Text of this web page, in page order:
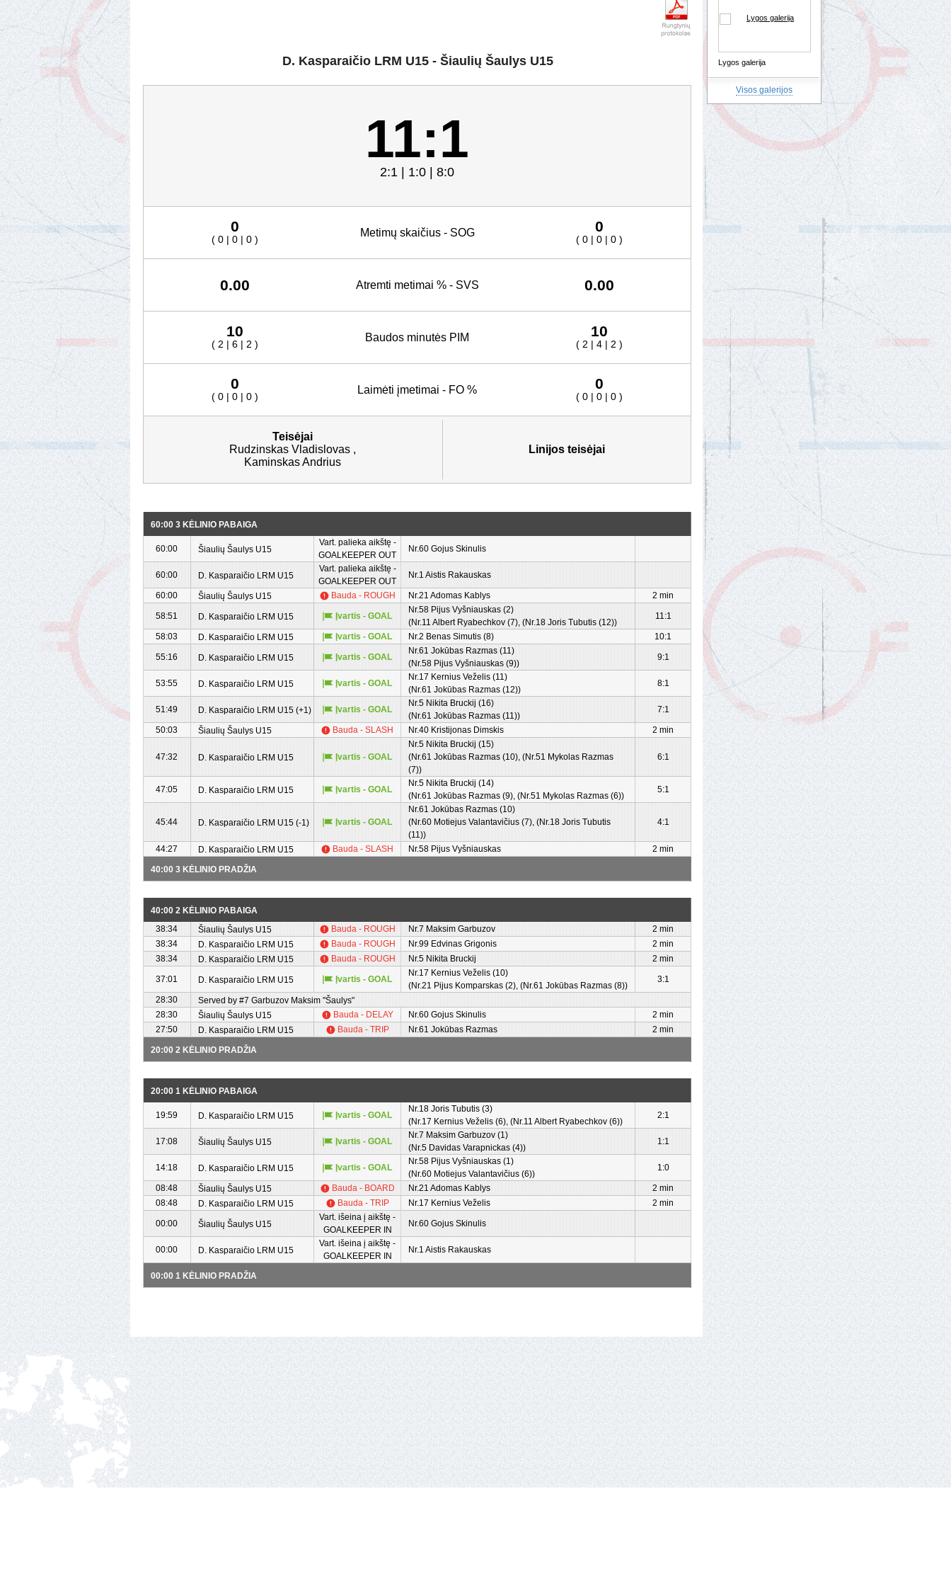
D. Kasparaičio LRM U15 - Šiaulių Šaulys U15
11:1
2:1 | 1:0 | 8:0
0
( 0 | 0 | 0 )
Metimų skaičius - SOG 0
( 0 | 0 | 0 )
0.00 Atremti metimai % - SVS 0.00
10
( 2 | 6 | 2 )
Baudos minutės PIM 10
( 2 | 4 | 2 )
0
( 0 | 0 | 0 )
Laimėti įmetimai - FO % 0
( 0 | 0 | 0 )
Teisėjai
Rudzinskas Vladislovas ,
Kaminskas Andrius
Linijos teisėjai
60:00 3 KĖLINIO PABAIGA
60:00 Šiaulių Šaulys U15
Vart. palieka aikštę -
GOALKEEPER OUT
Nr.60 Gojus Skinulis
60:00 D. Kasparaičio LRM U15
Vart. palieka aikštę -
GOALKEEPER OUT
Nr.1 Aistis Rakauskas
60:00 Šiaulių Šaulys U15 Bauda - ROUGH Nr.21 Adomas Kablys 2 min
58:51 D. Kasparaičio LRM U15 Įvartis - GOAL
Nr.58 Pijus Vyšniauskas (2)
(Nr.11 Albert Ryabechkov (7), (Nr.18 Joris Tubutis (12))
11:1
58:03 D. Kasparaičio LRM U15 Įvartis - GOAL Nr.2 Benas Simutis (8) 10:1
55:16 D. Kasparaičio LRM U15 Įvartis - GOAL
Nr.61 Jokūbas Razmas (11)
(Nr.58 Pijus Vyšniauskas (9))
9:1
53:55 D. Kasparaičio LRM U15 Įvartis - GOAL
Nr.17 Kernius Veželis (11)
(Nr.61 Jokūbas Razmas (12))
8:1
51:49 D. Kasparaičio LRM U15 (+1) Įvartis - GOAL
Nr.5 Nikita Bruckij (16)
(Nr.61 Jokūbas Razmas (11))
7:1
50:03 Šiaulių Šaulys U15 Bauda - SLASH Nr.40 Kristijonas Dimskis 2 min
47:32 D. Kasparaičio LRM U15 Įvartis - GOAL
Nr.5 Nikita Bruckij (15)
(Nr.61 Jokūbas Razmas (10), (Nr.51 Mykolas Razmas
(7))
6:1
47:05 D. Kasparaičio LRM U15 Įvartis - GOAL
Nr.5 Nikita Bruckij (14)
(Nr.61 Jokūbas Razmas (9), (Nr.51 Mykolas Razmas (6))
5:1
45:44 D. Kasparaičio LRM U15 (-1) Įvartis - GOAL
Nr.61 Jokūbas Razmas (10)
(Nr.60 Motiejus Valantavičius (7), (Nr.18 Joris Tubutis
(11))
4:1
44:27 D. Kasparaičio LRM U15 Bauda - SLASH Nr.58 Pijus Vyšniauskas 2 min
40:00 3 KĖLINIO PRADŽIA
40:00 2 KĖLINIO PABAIGA
38:34
Šiaulių Šaulys U15 Bauda - ROUGH Nr.7 Maksim Garbuzov
2 min
38:34
D. Kasparaičio LRM U15 Bauda - ROUGH Nr.99 Edvinas Grigonis
2 min
38:34
D. Kasparaičio LRM U15 Bauda - ROUGH Nr.5 Nikita Bruckij 2 min
37:01 D. Kasparaičio LRM U15 Įvartis - GOAL
Nr.17 Kernius Veželis (10)
(Nr.21 Pijus Komparskas (2), (Nr.61 Jokūbas Razmas (8))
3:1
28:30
Served by #7 Garbuzov Maksim "Šaulys"
28:30
Šiaulių Šaulys U15 Bauda - DELAY Nr.60 Gojus Skinulis
2 min
27:50
D. Kasparaičio LRM U15 Bauda - TRIP Nr.61 Jokūbas Razmas 2 min
20:00 2 KĖLINIO PRADŽIA
20:00 1 KĖLINIO PABAIGA
19:59 D. Kasparaičio LRM U15 Įvartis - GOAL
Nr.18 Joris Tubutis (3)
(Nr.17 Kernius Veželis (6), (Nr.11 Albert Ryabechkov (6))
2:1
17:08 Šiaulių Šaulys U15 Įvartis - GOAL
Nr.7 Maksim Garbuzov (1)
(Nr.5 Davidas Varapnickas (4))
1:1
14:18 D. Kasparaičio LRM U15 Įvartis - GOAL
Nr.58 Pijus Vyšniauskas (1)
(Nr.60 Motiejus Valantavičius (6))
1:0
08:48 Šiaulių Šaulys U15 Bauda - BOARD Nr.21 Adomas Kablys
2 min
08:48
D. Kasparaičio LRM U15 Bauda - TRIP Nr.17 Kernius Veželis 2 min
00:00 Šiaulių Šaulys U15
Vart. išeina į aikštę -
GOALKEEPER IN
Nr.60 Gojus Skinulis
00:00 D. Kasparaičio LRM U15
Vart. išeina į aikštę -
GOALKEEPER IN
Nr.1 Aistis Rakauskas
00:00 1 KĖLINIO PRADŽIA
Lygos galerija
Visos galerijos